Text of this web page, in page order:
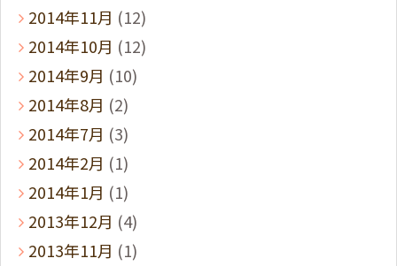
2014年11月 (12)
2014年10月 (12)
2014年9月 (10)
2014年8月 (2)
2014年7月 (3)
2014年2月 (1)
2014年1月 (1)
2013年12月 (4)
2013年11月 (1)